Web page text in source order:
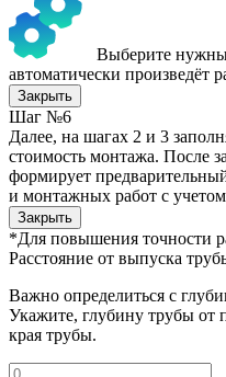
Выберите
автоматически произведёт
Закрыть
Шаг №6
Далее, на шагах 2 и 3
стоимость монтажа. После
формирует
и монтажных работ с
Закрыть
*Для повышения точности
Расстояние от выпуска
Важно определиться с
Укажите, глубину трубы от
края трубы.